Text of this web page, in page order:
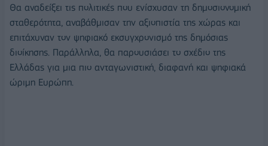
Θα αναδείξει τις πολιτικές που ενίσχυσαν τη δημοσιονομική
σταθερότητα, αναβάθμισαν την αξιοπιστία της χώρας και
επιτάχυναν τον ψηφιακό εκσυγχρονισμό της δημόσιας
διοίκησης. Παράλληλα, θα παρουσιάσει το σχέδιο της
Ελλάδας για μια πιο ανταγωνιστική, διαφανή και ψηφιακά
ώριμη Ευρώπη.